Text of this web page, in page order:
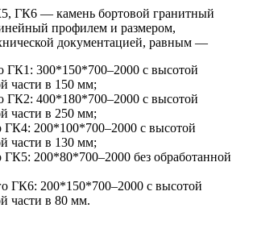
ГК6 — камень бортовой гранитный
профилем и размером,
документацией, равным —
ГК1: 300*150*700–2000 с высотой
части в 150 мм;
ГК2: 400*180*700–2000 с высотой
части в 250 мм;
ГК4: 200*100*700–2000 с высотой
части в 130 мм;
ГК5: 200*80*700–2000 без обработанной
ГК6: 200*150*700–2000 с высотой
части в 80 мм.